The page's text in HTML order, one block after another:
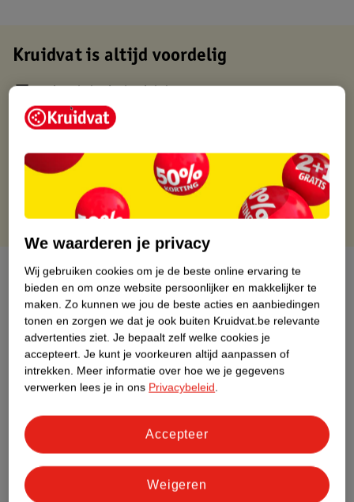
Kruidvat is altijd voordelig
Op werkdagen voor 22:00 uur besteld, volgende dag in huis
Gratis thuisbezorgd vanaf 50.00
Gratis punten met je Kruidvat kaart
Over dit product
Productinformatie
Etiketinformatie
Impact Score.
We waarderen je privacy
Wij gebruiken cookies om je de beste online ervaring te
bieden en om onze website persoonlijker en makkelijker te
maken. Zo kunnen we jou de beste acties en aanbiedingen
tonen en zorgen we dat je ook buiten Kruidvat.be relevante
advertenties ziet. Je bepaalt zelf welke cookies je
accepteert. Je kunt je voorkeuren altijd aanpassen of
intrekken. Meer informatie over hoe we je gegevens
verwerken lees je in ons Privacybeleid.
Weigeren
Accepteer